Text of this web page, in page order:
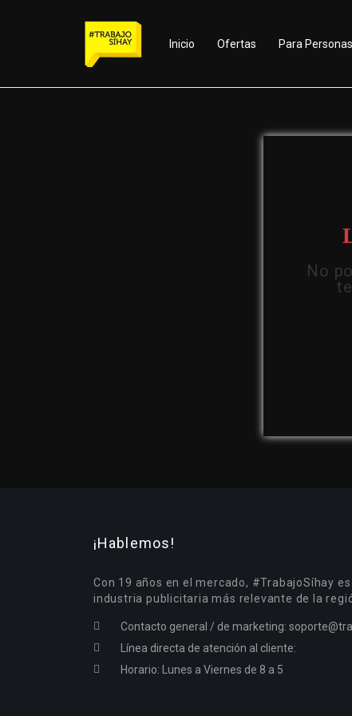
Inicio Ofertas Para Personas
No
¡Hablemos!
Con 19 años en el mercado, #TrabajoSíhay
industria publicitaria más relevante de la
Contacto general / de marketing:
Línea directa de atención al cliente:
Horario: Lunes a Viernes de 8 a 5